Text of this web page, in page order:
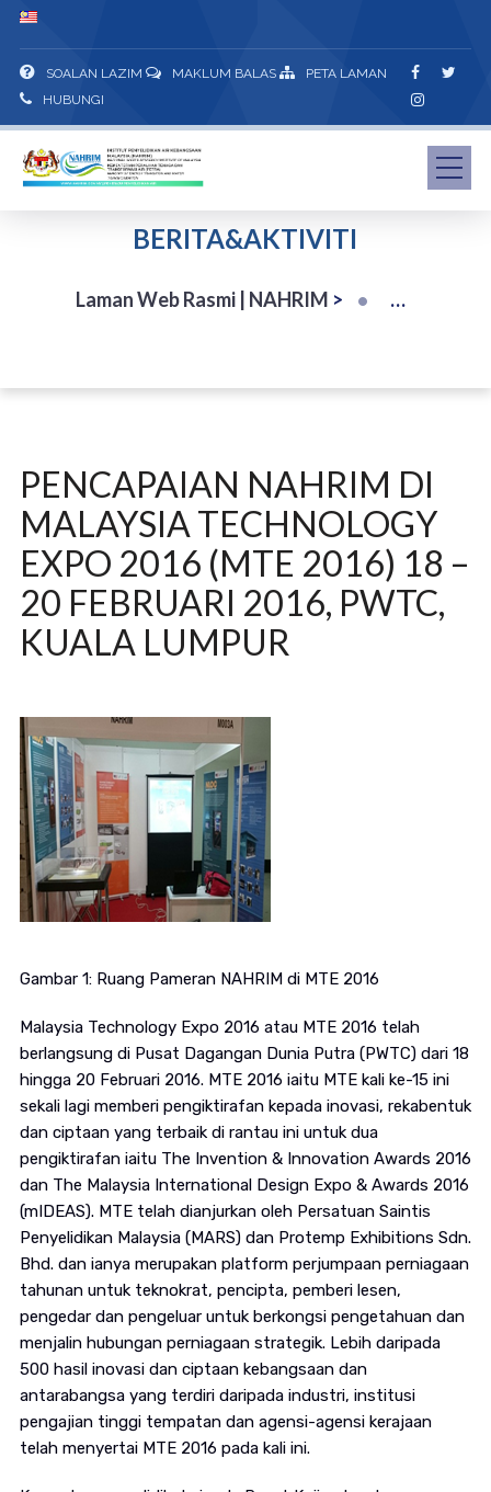
SOALAN LAZIM MAKLUM BALAS
PETA LAMAN
HUBUNGI
BERITA&AKTIVITI
Laman Web Rasmi | NAHRIM >
PENCAPAIAN NAHRIM DI
MALAYSIA TECHNOLOGY
EXPO 2016 (MTE 2016) 18 –
20 FEBRUARI 2016, PWTC,
KUALA LUMPUR
Gambar 1: Ruang Pameran NAHRIM di MTE 2016
Malaysia Technology Expo 2016 atau MTE 2016 telah
berlangsung di Pusat Dagangan Dunia Putra (PWTC) dari 18
hingga 20 Februari 2016. MTE 2016 iaitu MTE kali ke-15 ini
sekali lagi memberi pengiktirafan kepada inovasi, rekabentuk
dan ciptaan yang terbaik di rantau ini untuk dua
pengiktirafan iaitu The Invention & Innovation Awards 2016
dan The Malaysia International Design Expo & Awards 2016
(mIDEAS). MTE telah dianjurkan oleh Persatuan Saintis
Penyelidikan Malaysia (MARS) dan Protemp Exhibitions Sdn.
Bhd. dan ianya merupakan platform perjumpaan perniagaan
tahunan untuk teknokrat, pencipta, pemberi lesen,
pengedar dan pengeluar untuk berkongsi pengetahuan dan
menjalin hubungan perniagaan strategik. Lebih daripada
500 hasil inovasi dan ciptaan kebangsaan dan
antarabangsa yang terdiri daripada industri, institusi
pengajian tinggi tempatan dan agensi-agensi kerajaan
telah menyertai MTE 2016 pada kali ini.